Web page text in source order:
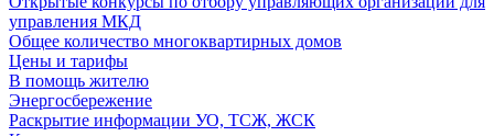
управления МКД
Общее количество многоквартирных домов
Цены и тарифы
В помощь жителю
Энергосбережение
Раскрытие информации УО, ТСЖ, ЖСК